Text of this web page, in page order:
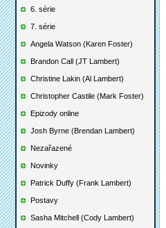
6. série
7. série
Angela Watson (Karen Foster)
Brandon Call (JT Lambert)
Christine Lakin (Al Lambert)
Christopher Castile (Mark Foster)
Epizody online
Josh Byrne (Brendan Lambert)
Nezařazené
Novinky
Patrick Duffy (Frank Lambert)
Postavy
Sasha Mitchell (Cody Lambert)